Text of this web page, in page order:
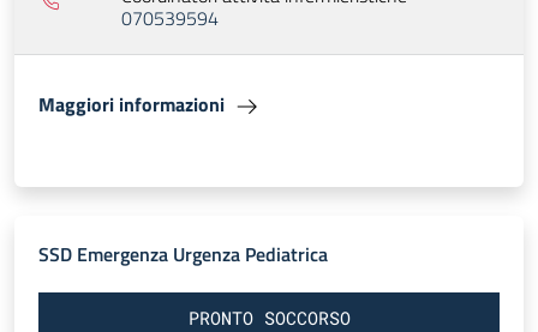
070539594
Maggiori informazioni
SSD Emergenza Urgenza Pediatrica
PRONTO SOCCORSO